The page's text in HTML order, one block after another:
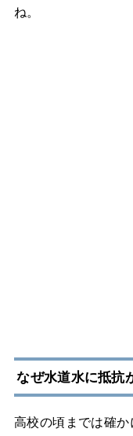
ね。
なぜ水道水に抵抗
高校の頃までは確